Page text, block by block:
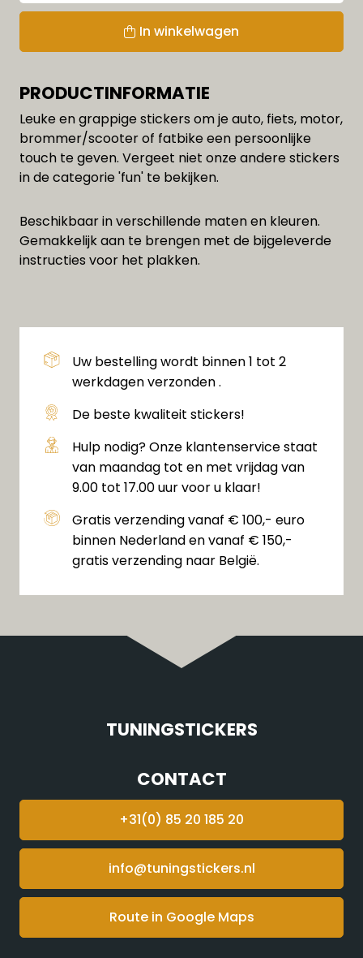
In winkelwagen
PRODUCTINFORMATIE
Leuke en grappige stickers om je auto, fiets, motor,
brommer/scooter of fatbike een persoonlijke
touch te geven. Vergeet niet onze andere stickers
in de categorie 'fun' te bekijken.
Beschikbaar in verschillende maten en kleuren.
Gemakkelijk aan te brengen met de bijgeleverde
instructies voor het plakken.
Uw bestelling wordt binnen 1 tot 2
werkdagen verzonden .
De beste kwaliteit stickers!
Hulp nodig? Onze klantenservice staat
van maandag tot en met vrijdag van
9.00 tot 17.00 uur voor u klaar!
Gratis verzending vanaf € 100,- euro
binnen Nederland en vanaf € 150,-
gratis verzending naar België.
TUNINGSTICKERS
CONTACT
+31(0) 85 20 185 20
info@tuningstickers.nl
Route in Google Maps